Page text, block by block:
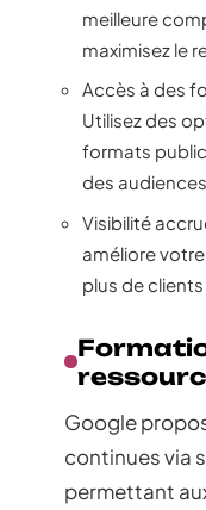
meilleure
maximisez le
Accès à des
Utilisez des
formats
des
Visibilité
améliore
plus de
Google
continues via
permettant